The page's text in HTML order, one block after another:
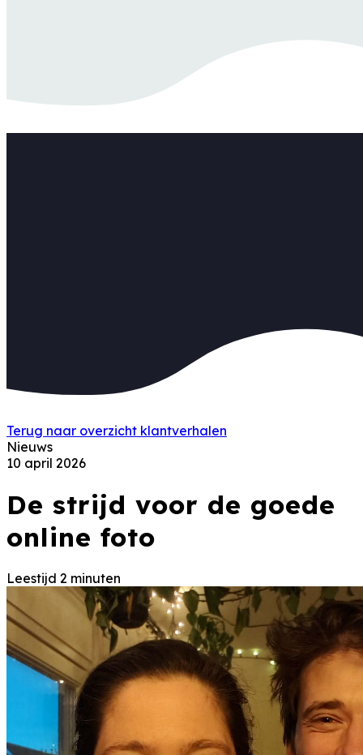
Terug naar overzicht klantverhalen
Nieuws
10 april 2026
De strijd voor de goede
online foto
Leestijd 2 minuten